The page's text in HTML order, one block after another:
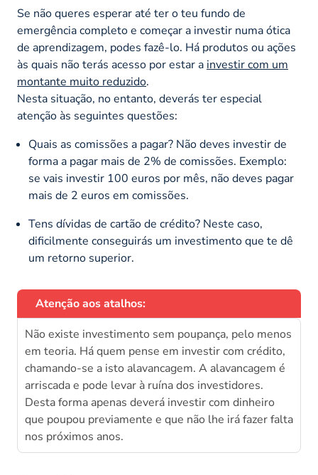
Se não queres esperar até ter o teu fundo de
emergência completo e começar a investir numa ótica
de aprendizagem, podes fazê-lo. Há produtos ou ações
às quais não terás acesso por estar a investir com um
montante muito reduzido.
Nesta situação, no entanto, deverás ter especial
atenção às seguintes questões:
Quais as comissões a pagar? Não deves investir de
forma a pagar mais de 2% de comissões. Exemplo:
se vais investir 100 euros por mês, não deves pagar
mais de 2 euros em comissões.
Tens dívidas de cartão de crédito? Neste caso,
dificilmente conseguirás um investimento que te dê
um retorno superior.
Atenção aos atalhos:
Não existe investimento sem poupança, pelo menos
em teoria. Há quem pense em investir com crédito,
chamando-se a isto alavancagem. A alavancagem é
arriscada e pode levar à ruína dos investidores.
Desta forma apenas deverá investir com dinheiro
que poupou previamente e que não lhe irá fazer falta
nos próximos anos.